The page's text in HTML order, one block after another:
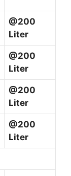
@200
Liter
@200
Liter
@200
Liter
@200
Liter